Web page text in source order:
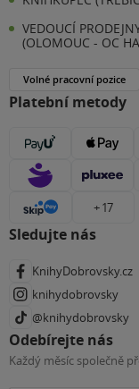
VEDOUCÍ
(OLOMOUC - OC
Volné pracovní pozice
Platební metody
+ 17
Sledujte nás
KnihyDobrovsky.cz
knihydobrovsky
@knihydobrovsky
Odebírejte nás
Každý měsíc společně